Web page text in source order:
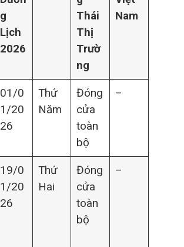
g
Lịch
2026
Thái
Thị
Trườ
ng
Nam
01/0
1/20
26
Thứ
Năm
Đóng
cửa
toàn
bộ
–
19/0
1/20
26
Thứ
Hai
Đóng
cửa
toàn
bộ
–